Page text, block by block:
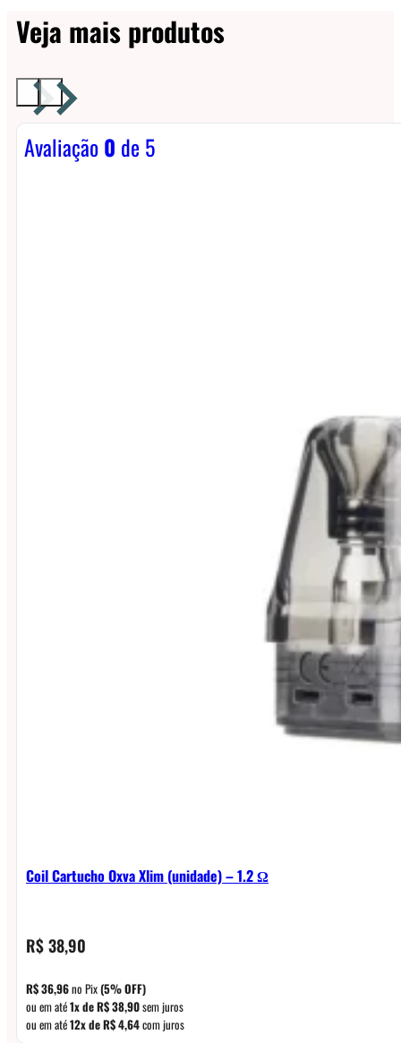
Veja mais produtos
Avaliação0 de 5
Coil Cartucho Oxva Xlim (unidade) – 1.2 Ω
R$38,90
R$36,96no Pix(5% OFF)
ou em até1x deR$38,90sem juros
ou em até12x deR$4,64com juros